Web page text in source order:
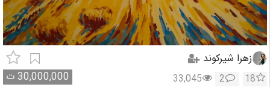
زهرا شیرکوند
30,000,000ت 18
2
33,045